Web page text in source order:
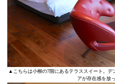
▲こちらは小柳の7階にあるテラススイート。デ
アが存在感を放